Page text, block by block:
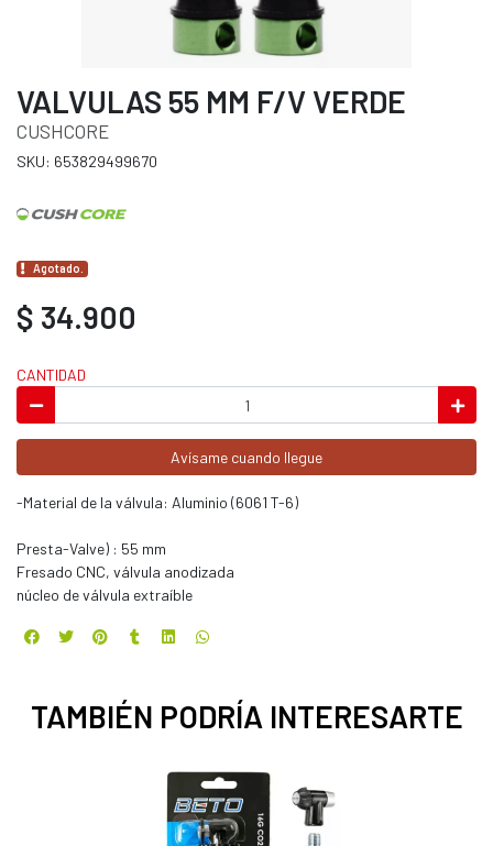
VALVULAS 55 MM F/V VERDE
CUSHCORE
SKU: 653829499670
Agotado.
$ 34.900
CANTIDAD
Avísame cuando llegue
-Material de la válvula: Aluminio (6061 T-6)
Presta-Valve) : 55 mm
Fresado CNC, válvula anodizada
núcleo de válvula extraíble
TAMBIÉN PODRÍA INTERESARTE